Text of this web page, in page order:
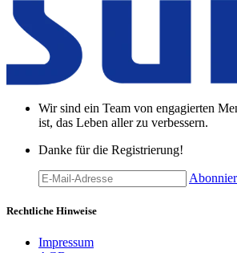
Wir sind ein Team von engagierten
ist, das Leben aller zu verbessern.
Danke für die Registrierung!
Rechtliche Hinweise
Impressum